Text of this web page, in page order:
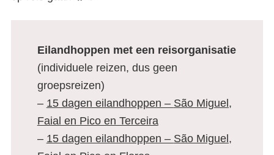
Eilandhoppen met een reisorganisatie
(individuele reizen, dus geen
groepsreizen)
– 15 dagen eilandhoppen – São Miguel,
Faial en Pico en Terceira
– 15 dagen eilandhoppen – São Miguel,